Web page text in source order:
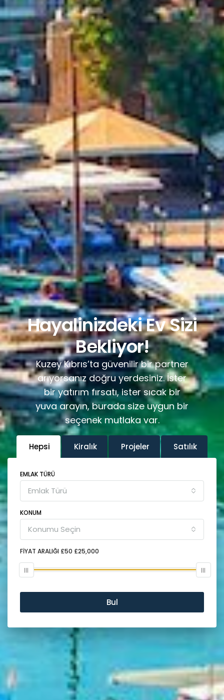
Hayalinizdeki Ev Sizi
Bekliyor!
Kuzey Kıbrıs’ta güvenilir bir partner
arıyorsanız doğru yerdesiniz. İster
bir yatırım fırsatı, ister sıcak bir
yuva arayın, burada size uygun bir
seçenek mutlaka var.
Hepsi Kiralık Projeler Satılık
EMLAK TÜRÜ
Emlak Türü
KONUM
Konumu Seçin
FIYAT ARALIĞI £50 £25,000
Bul